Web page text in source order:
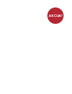
AKCIJA!